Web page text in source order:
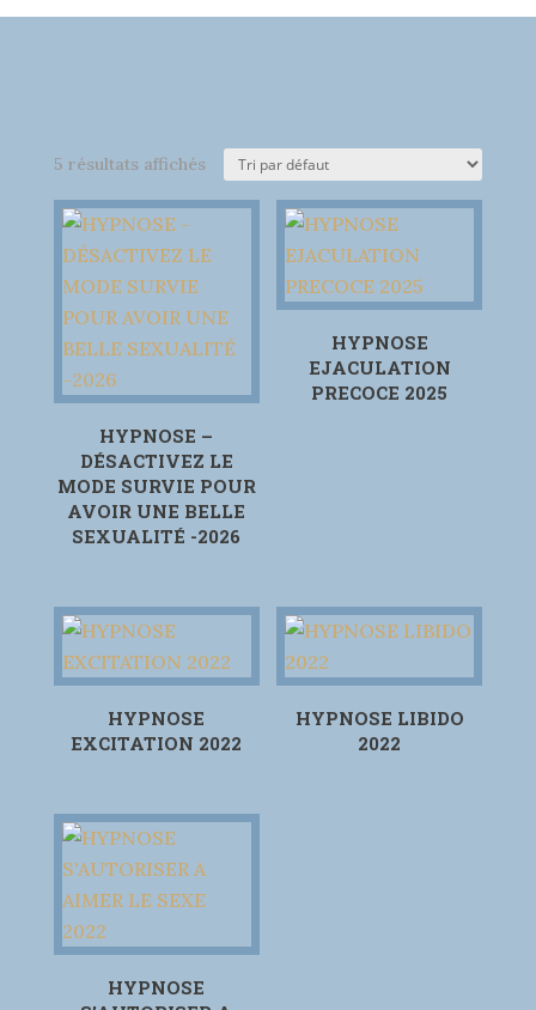
5 résultats affichés
HYPNOSE –
DÉSACTIVEZ LE
MODE SURVIE POUR
AVOIR UNE BELLE
SEXUALITÉ -2026
HYPNOSE
EJACULATION
PRECOCE 2025
HYPNOSE
EXCITATION 2022
HYPNOSE LIBIDO
2022
HYPNOSE